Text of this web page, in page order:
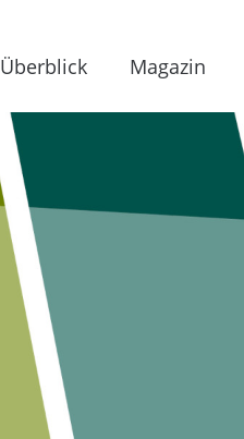
Überblick Magazin